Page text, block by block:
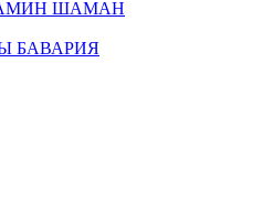
ШАМАН
БАВАРИЯ